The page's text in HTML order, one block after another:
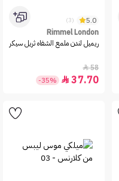
5.0
(3)
Rimmel London
ريميل لندن ملمع الشفاه ثريل سيكر
58

37.70

-35%